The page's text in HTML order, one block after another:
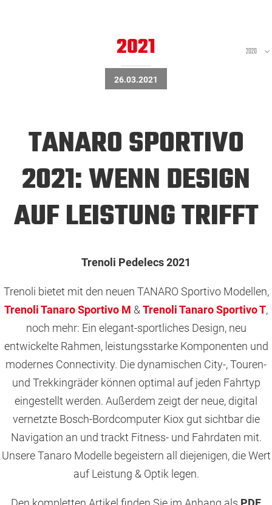
2021 2020
26.03.2021
TANARO SPORTIVO
2021: WENN DESIGN
AUF LEISTUNG TRIFFT
Trenoli Pedelecs 2021
Trenoli bietet mit den neuen TANARO Sportivo Modellen,
Trenoli Tanaro Sportivo M &Trenoli Tanaro Sportivo T,
noch mehr: Ein elegant-sportliches Design, neu
entwickelte Rahmen, leistungsstarke Komponenten und
modernes Connectivity. Die dynamischen City-, Touren-
und Trekkingräder können optimal auf jeden Fahrtyp
eingestellt werden. Außerdem zeigt der neue, digital
vernetzte Bosch-Bordcomputer Kiox gut sichtbar die
Navigation an und trackt Fitness- und Fahrdaten mit.
Unsere Tanaro Modelle begeistern all diejenigen, die Wert
auf Leistung & Optik legen.